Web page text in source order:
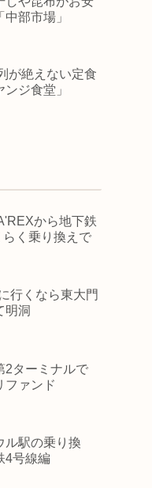
中部市場」
が絶えない定食
ジ食堂」
から地下鉄
く乗り換えで
行くなら東大門
明洞
2ターミナルで
ファンド
ル駅の乗り換
号線編